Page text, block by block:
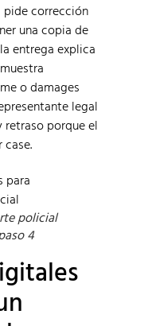
corrección
una copia de
entrega explica
o damages
legal
retraso porque el
policial
4